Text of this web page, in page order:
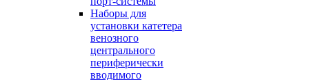
Наборы для
установки катетера
венозного
центрального
периферически
вводимого